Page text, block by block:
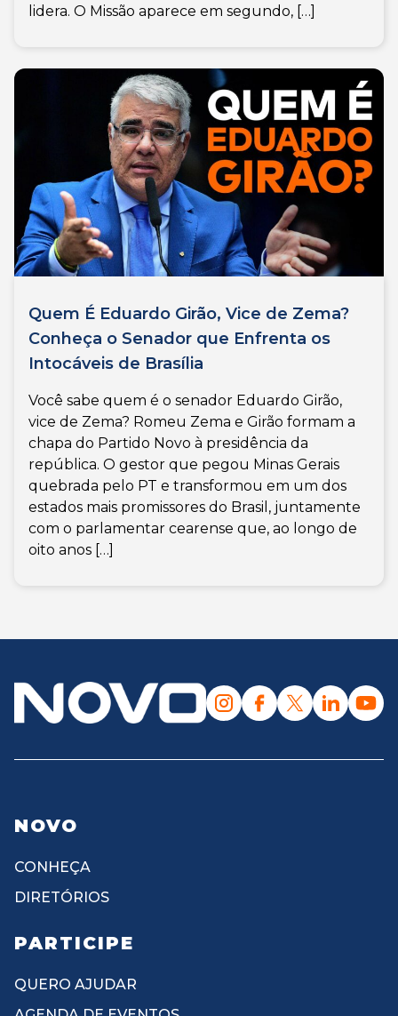
lidera. O Missão aparece em segundo, […]
Quem É Eduardo Girão, Vice de Zema?
Conheça o Senador que Enfrenta os
Intocáveis de Brasília
Você sabe quem é o senador Eduardo Girão,
vice de Zema? Romeu Zema e Girão formam a
chapa do Partido Novo à presidência da
república. O gestor que pegou Minas Gerais
quebrada pelo PT e transformou em um dos
estados mais promissores do Brasil, juntamente
com o parlamentar cearense que, ao longo de
oito anos […]
NOVO
CONHEÇA
DIRETÓRIOS
PARTICIPE
QUERO AJUDAR